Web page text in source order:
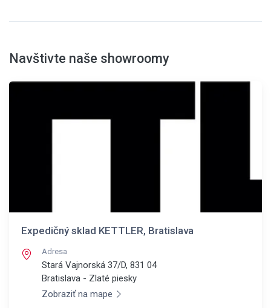
Navštivte naše showroomy
Expedičný sklad KETTLER, Bratislava
Adresa
Stará Vajnorská 37/D, 831 04
Bratislava - Zlaté piesky
Zobraziť na mape